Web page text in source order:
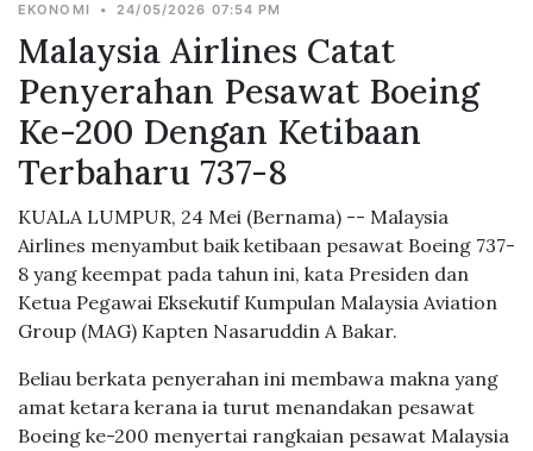
EKONOMI • 24/05/2026 07:54 PM
Malaysia Airlines Catat
Penyerahan Pesawat Boeing
Ke-200 Dengan Ketibaan
Terbaharu 737-8
KUALA LUMPUR, 24 Mei (Bernama) -- Malaysia
Airlines menyambut baik ketibaan pesawat Boeing 737-
8 yang keempat pada tahun ini, kata Presiden dan
Ketua Pegawai Eksekutif Kumpulan Malaysia Aviation
Group (MAG) Kapten Nasaruddin A Bakar.
Beliau berkata penyerahan ini membawa makna yang
amat ketara kerana ia turut menandakan pesawat
Boeing ke-200 menyertai rangkaian pesawat Malaysia